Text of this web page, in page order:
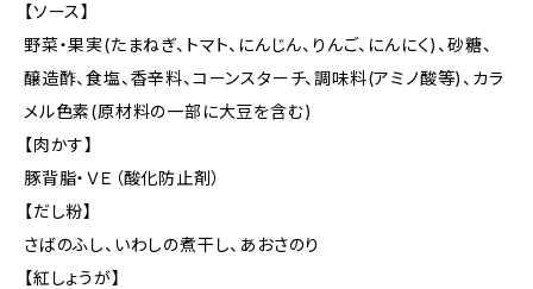
【ソース】
野菜・果実(たまねぎ、トマト、にんじん、りんご、にんにく)、砂糖、
醸造酢、食塩、香辛料、コーンスターチ、調味料(アミノ酸等)、カラ
メル色素(原材料の一部に大豆を含む)
【肉かす】
豚背脂・ＶＥ（酸化防止剤）
【だし粉】
さばのふし、いわしの煮干し、あおさのり
【紅しょうが】